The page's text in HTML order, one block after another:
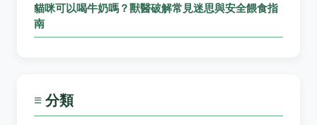
貓咪可以喝牛奶嗎？獸醫破解常見迷思與安全餵食指
南
≡ 分類